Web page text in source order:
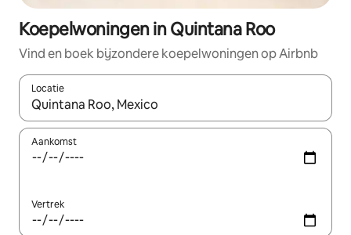
Koepelwoningen in Quintana Roo
Vind en boek bijzondere koepelwoningen op Airbnb
Locatie
Wanneer er resultaten beschikbaar zijn, maak je een keuze
Aankomst
Vertrek